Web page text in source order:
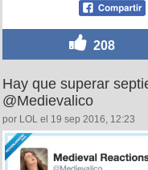
208
Hay que superar
@Medievalico
por LOL el 19 sep 2016, 12:23